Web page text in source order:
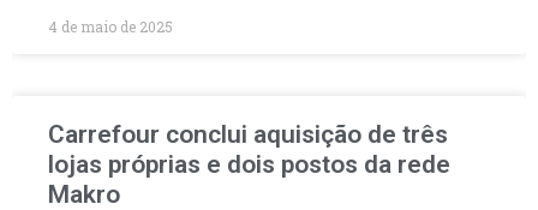
4 de maio de 2025
Carrefour conclui aquisição de três
lojas próprias e dois postos da rede
Makro